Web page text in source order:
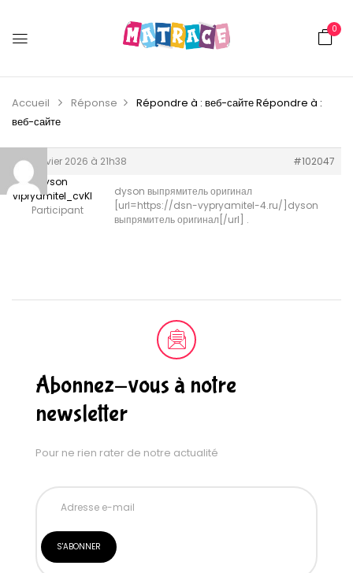
0
Accueil Réponse Répondre à : веб-сайтеRépondre à :
веб-сайте
10 janvier 2026 à 21h38
#102047
dyson
vipryamitel_cvKl
Participant
dyson выпрямитель оригинал
[url=https://dsn-vypryamitel-4.ru/]dyson
выпрямитель оригинал[/url] .
Abonnez-vous à notre
newsletter
Pour ne rien rater de notre actualité